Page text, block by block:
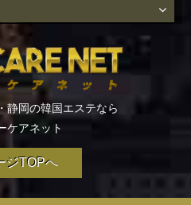
ジTOPへ
静岡の韓国エステなら
ケアネット